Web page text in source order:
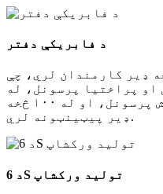
د فابریکې دفتر
اوس مهال له ۳۵۰ څخه ډیر کارمندان لري، چې
او پراختیا پرسونل، له
۶۰ څخه ډیر د کیفیت تفتیش پرسونل، او له ۱۰۰ څخه
ډیر پیټینټونه لري.
د 6S تولید ورکشاپ